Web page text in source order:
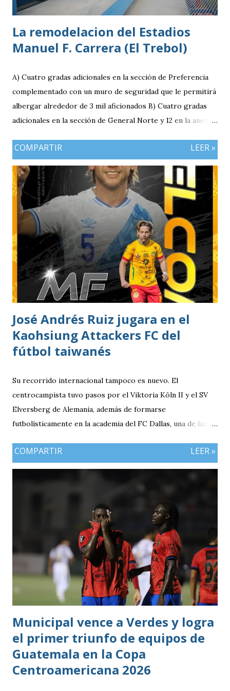
La remodelacion del Estadios
Manuel F. Carrera (El Trebol)
A) Cuatro gradas adicionales en la sección de Preferencia
complementado con un muro de seguridad que le permitirá
albergar alrededor de 3 mil aficionados B) Cuatro gradas
adicionales en la sección de General Norte y 12 en la anexa
El área de la General Sur con entrada independiente será
ahora la localidad para los visitantes. En resumen el aforo
del estadio queda ahora en 7 mil aficionados. Este domingo
se implementará un parqueo cuyo costo es de Q25
quetzales pero tiene un cupo limitadp. Continúa vigente el
servicio anterior en donde los aficionados se podrán
estacionar en el Parqueo de Tikal Futura. via.
COMPARTIR LEER »
José Andrés Ruiz jugara en el
Kaohsiung Attackers FC del
fútbol taiwanés
Su recorrido internacional tampoco es nuevo. El
centrocampista tuvo pasos por el Viktoria Köln II y el SV
Elversberg de Alemania, además de formarse
futbolísticamente en la academia del FC Dallas, una de las
experiencia que marcó el inicio de su desarrollo como
Kaohsiung Attackers FC, una institución de crecimiento
reciente dentro del fútbol taiwanés. El club nació en 2016
con su equipo femenino y fue hasta 2025 cuando creó su
rama masculina, la cual comenzó su recorrido en la Segunda
División antes de conseguir el ascenso a la máxima
categoría.
COMPARTIR LEER »
Municipal vence a Verdes y logra
el primer triunfo de equipos de
Guatemala en la Copa
Centroamericana 2026